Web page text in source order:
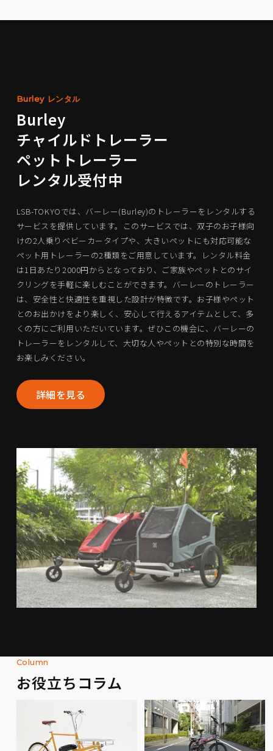
Burley レンタル
Burley
チャイルドトレーラー
ペットトレーラー
レンタル受付中
LSB-TOKYOでは、バーレー(Burley)のトレーラーをレンタルする
サービスを提供しています。このサービスでは、双子のお子様向
けの2人乗りベビーカータイプや、大きいペットにも対応可能な
ペット用トレーラーの2種類をご用意しています。レンタル料金
は1日あたり2000円からとなっており、ご家族やペットとのサイ
クリングを手軽に楽しむことができます。バーレーのトレーラー
は、安全性と快適性を重視した設計が特徴です。お子様やペット
とのお出かけをより楽しく、安心して行えるアイテムとして、多
くの方にご利用いただいています。ぜひこの機会に、バーレーの
トレーラーをレンタルして、大切な人やペットとの特別な時間を
お楽しみください。
詳細を見る
Column
お役立ちコラム